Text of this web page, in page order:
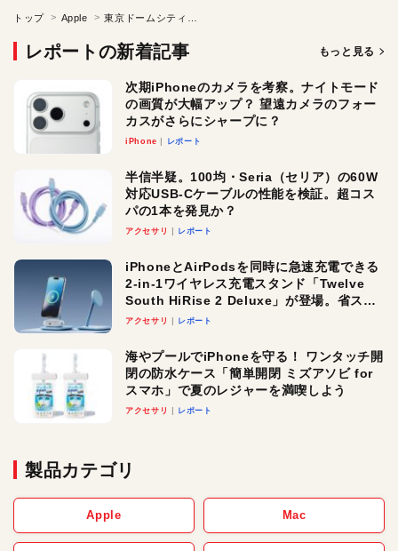
トップ Apple
レポートの新着記事 もっと見る
次期iPhoneのカメラを考察。ナイトモード
の画質が大幅アップ？ 望遠カメラのフォー
カスがさらにシャープに？
iPhone レポート
半信半疑。100均・Seria（セリア）の60W
対応USB-Cケーブルの性能を検証。超コス
パの1本を発見か？
アクセサリ レポート
iPhoneとAirPodsを同時に急速充電できる
2-in-1ワイヤレス充電スタンド「Twelve
South HiRise 2 Deluxe」が登場。省スペ
ースでおしゃれに充電したい人にオスス
アクセサリ レポート
海やプールでiPhoneを守る！ ワンタッチ開
閉の防水ケース「簡単開閉 ミズアソビ for
スマホ」で夏のレジャーを満喫しよう
アクセサリ レポート
製品カテゴリ
Apple Mac